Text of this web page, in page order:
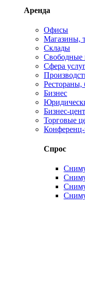
Аренда
Офисы
Магазины,
Склады
Свободные
Сфера
Рестораны,
Бизнес
Бизнес-
Торговые
Спрос